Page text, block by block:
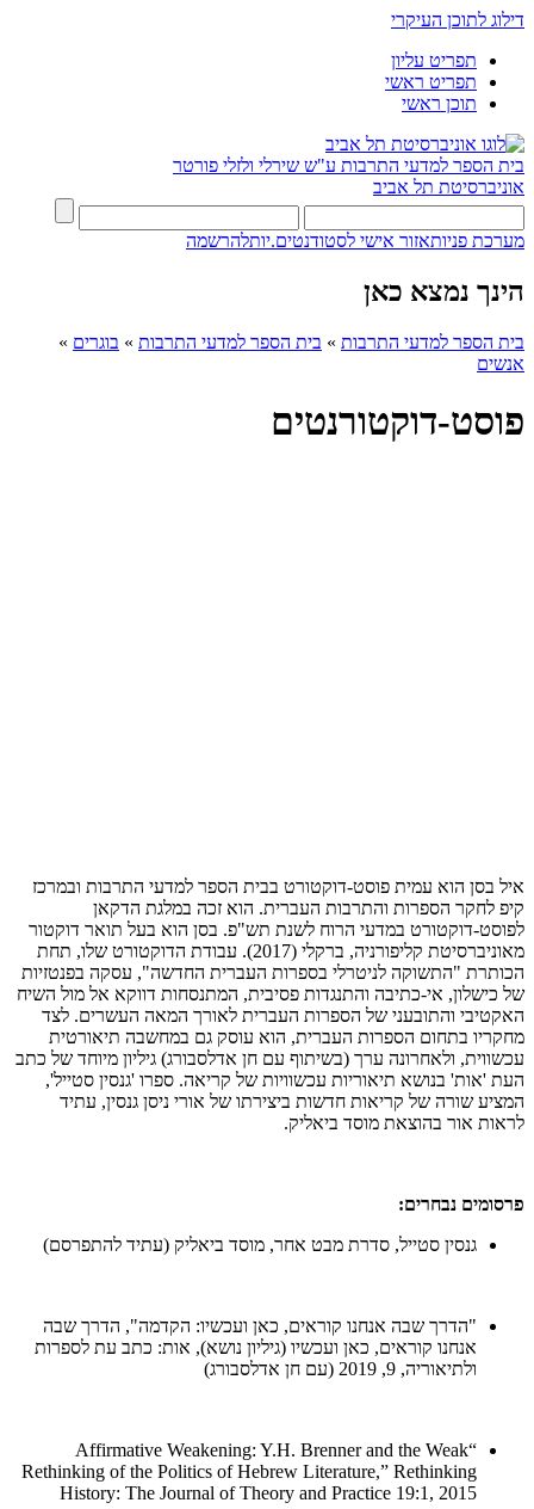
דילוג לתוכן העיקרי
תפריט עליון
תפריט ראשי
תוכן ראשי
בית הספר למדעי התרבות ע"ש שירלי ולזלי פורטר
אוניברסיטת תל אביב
מערכת פניותאזור אישי לסטודנטים.יותלהרשמה
הינך נמצא כאן
בית הספר למדעי התרבות » בית הספר למדעי התרבות » בוגרים »
אנשים
פוסט-דוקטורנטים
איל בסן הוא עמית פוסט-דוקטורט בבית הספר למדעי התרבות ובמרכז
קיפ לחקר הספרות והתרבות העברית. הוא זכה במלגת הדקאן
לפוסט-דוקטורט במדעי הרוח לשנת תש"פ. בסן הוא בעל תואר דוקטור
מאוניברסיטת קליפורניה, ברקלי (2017). עבודת הדוקטורט שלו, תחת
הכותרת "התשוקה לניטרלי בספרות העברית החדשה", עסקה בפנטזיות
של כישלון, אי-כתיבה והתנגדות פסיבית, המתנסחות דווקא אל מול השיח
האקטיבי והתובעני של הספרות העברית לאורך המאה העשרים. לצד
מחקריו בתחום הספרות העברית, הוא עוסק גם במחשבה תיאורטית
עכשווית, ולאחרונה ערך (בשיתוף עם חן אדלסבורג) גיליון מיוחד של כתב
העת 'אות' בנושא תיאוריות עכשוויות של קריאה. ספרו 'גנסין סטייל',
המציע שורה של קריאות חדשות ביצירתו של אורי ניסן גנסין, עתיד
לראות אור בהוצאת מוסד ביאליק.
פרסומים נבחרים:
גנסין סטייל, סדרת מבט אחר, מוסד ביאליק (עתיד להתפרסם)
"הדרך שבה אנחנו קוראים, כאן ועכשיו: הקדמה", הדרך שבה
אנחנו קוראים, כאן ועכשיו (גיליון נושא), אות: כתב עת לספרות
ולתיאוריה, 9, 2019 (עם חן אדלסבורג)
“Affirmative Weakening: Y.H. Brenner and the Weak
Rethinking of the Politics of Hebrew Literature,” Rethinking
History: The Journal of Theory and Practice 19:1, 2015